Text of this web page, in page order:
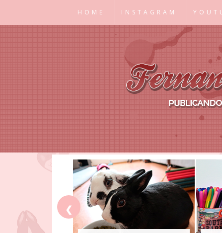
HOME INSTAGRAM
❮